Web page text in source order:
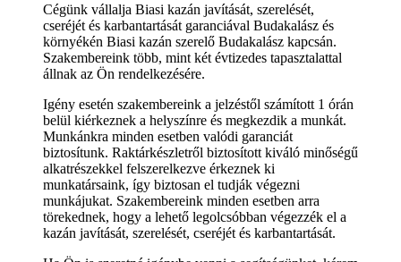
Cégünk vállalja Biasi kazán javítását, szerelését,
cseréjét és karbantartását garanciával Budakalász és
környékén Biasi kazán szerelő Budakalász kapcsán.
Szakembereink több, mint két évtizedes tapasztalattal
állnak az Ön rendelkezésére.
Igény esetén szakembereink a jelzéstől számított 1 órán
belül kiérkeznek a helyszínre és megkezdik a munkát.
Munkánkra minden esetben valódi garanciát
biztosítunk. Raktárkészletről biztosított kiváló minőségű
alkatrészekkel felszerelkezve érkeznek ki
munkatársaink, így biztosan el tudják végezni
munkájukat. Szakembereink minden esetben arra
törekednek, hogy a lehető legolcsóbban végezzék el a
kazán javítását, szerelését, cseréjét és karbantartását.